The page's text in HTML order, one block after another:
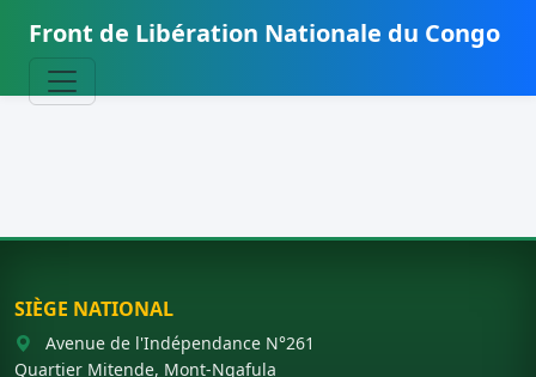
Front de Libération Nationale du Congo
SIÈGE NATIONAL
Avenue de l'Indépendance N°261
Quartier Mitende, Mont-Ngafula